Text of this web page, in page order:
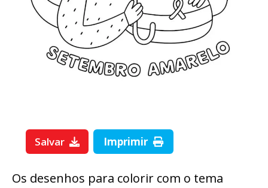
Salvar Imprimir
Os desenhos para colorir com o tema